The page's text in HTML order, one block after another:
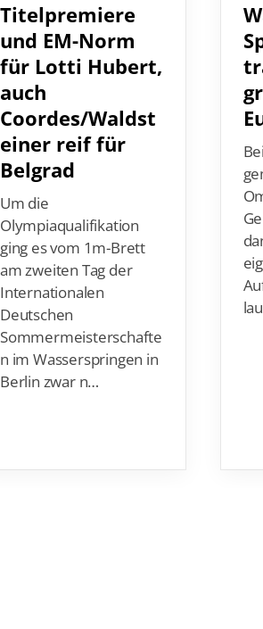
Titelpremiere
und EM-Norm
für Lotti Hubert,
auch
Coordes/Waldst
einer reif für
Belgrad
Um die
Olympiaqualifikation
ging es vom 1m-Brett
am zweiten Tag der
Internationalen
Deutschen
Sommermeisterschafte
n im Wasserspringen in
Berlin zwar n…